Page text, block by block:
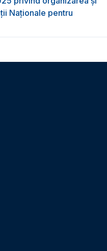
Naţionale pentru